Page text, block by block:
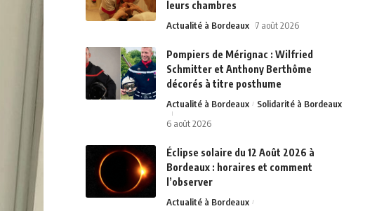
leurs chambres
Actualité à Bordeaux 7 août 2026
Pompiers de Mérignac : Wilfried
Schmitter et Anthony Berthôme
décorés à titre posthume
Actualité à Bordeaux
Solidarité à Bordeaux
6 août 2026
Éclipse solaire du 12 Août 2026 à
Bordeaux : horaires et comment
l’observer
Actualité à Bordeaux